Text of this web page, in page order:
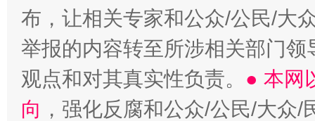
布，让相关专家和公众/公民/大
举报的内容转至所涉相关部门
观点和对其真实性负责。 ● 本网
向 ，强化反腐和公众/公民/大众